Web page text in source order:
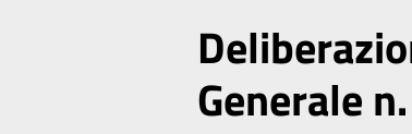
Generale